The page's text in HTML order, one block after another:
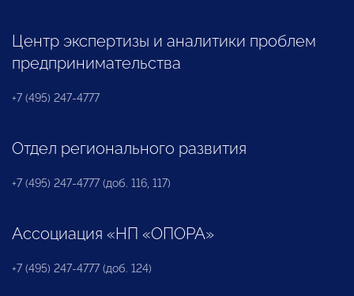
Центр экспертизы и аналитики проблем
предпринимательства
+7 (495) 247-4777
Отдел регионального развития
+7 (495) 247-4777 (доб. 116, 117)
Ассоциация «НП «ОПОРА»
+7 (495) 247-4777 (доб. 124)